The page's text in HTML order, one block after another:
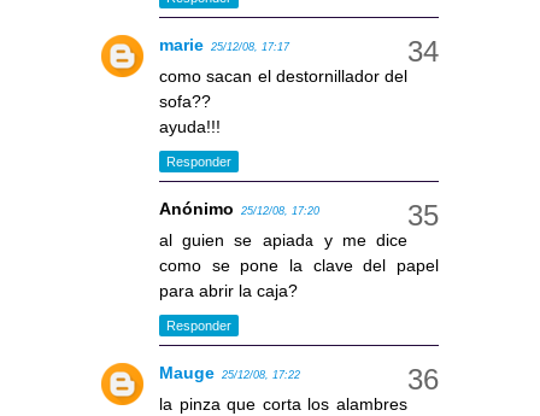
marie 25/12/08, 17:17
como sacan el destornillador del
sofa??
ayuda!!!
Responder
Anónimo 25/12/08, 17:20
al guien se apiada y me dice
como se pone la clave del papel
para abrir la caja?
Responder
Mauge 25/12/08, 17:22
la pinza que corta los alambres